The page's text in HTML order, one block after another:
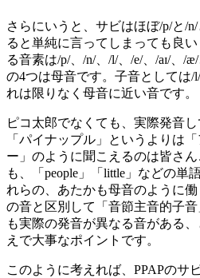
さらにいうと、サビはほぼ/p/と/
ると単純に言ってしまっても良
る音素は/p/、/n/、/l/、/e/、/aɪ/、/
の4つは母音です。子音としては/
れは限りなく母音に近い音です。
ピコ太郎でなくても、実際発音
「パイナップル」というよりは
ー」のように聞こえるのは皆さ
も、「people」「little」などの単
れらの、あたかも母音のように
の音と区別して「音節主音的子
も実際の発音が異なる音がある
えで大事なポイントです。
このように考えれば、PPAPのサ